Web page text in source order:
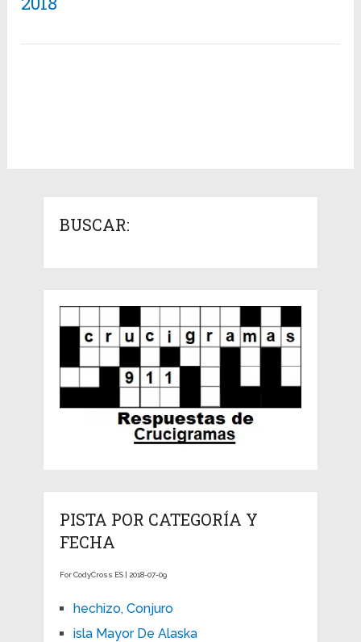
BUSCAR:
PISTA POR CATEGORÍA Y
FECHA
For CodyCross ES | 2018-07-09
hechizo, Conjuro
isla Mayor De Alaska